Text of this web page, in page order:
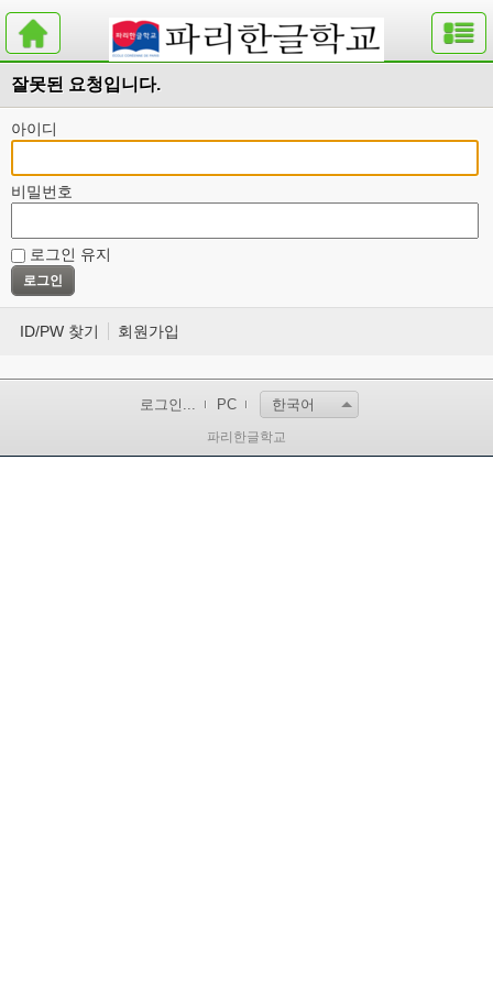
잘못된 요청입니다.
아이디
비밀번호
로그인 유지
ID/PW 찾기 회원가입
로그인... PC 한국어
파리한글학교